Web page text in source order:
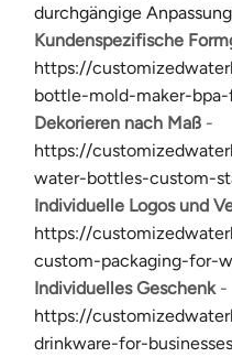
durchgängige
Kundenspezifische
https://
bottle-mold-maker-
Dekorieren nach Maß-
https://
water-bottles-custom-
Individuelle Logos und
https://
custom-packaging-for-
Individuelles Geschenk-
https://
drinkware-for-